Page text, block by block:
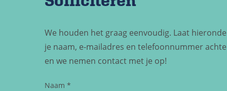
We houden het graag eenvoudig. Laat
je naam, e-mailadres en telefoonnummer
en we nemen contact met je op!
Naam *